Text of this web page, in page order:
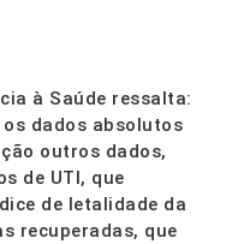
à Saúde ressalta:
dados absolutos
outros dados,
de UTI, que
de letalidade da
recuperadas, que